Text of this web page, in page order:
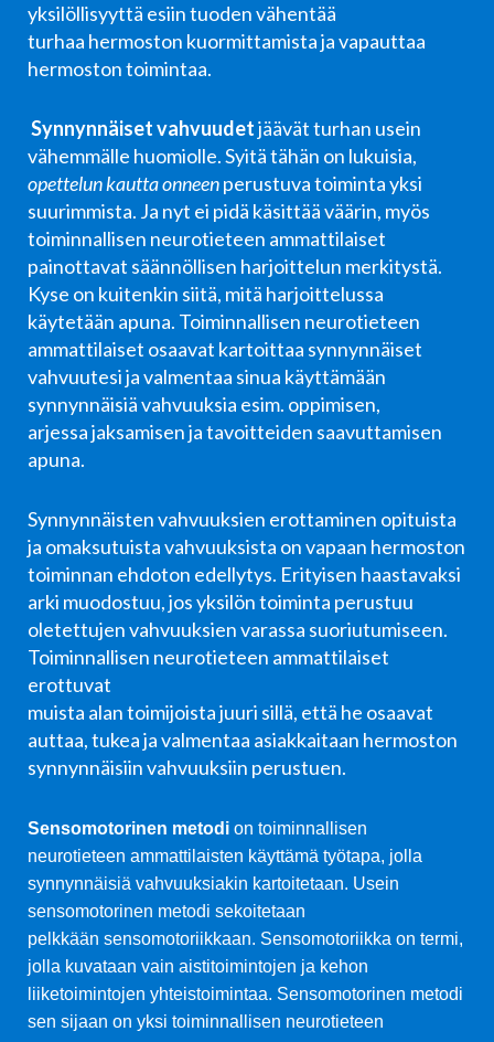
yksilöllisyyttä esiin tuoden vähentää
turhaa hermoston kuormittamista ja vapauttaa
hermoston toimintaa.
Synnynnäiset vahvuudetjäävät turhan usein
vähemmälle huomiolle. Syitä tähän on lukuisia,
opettelun kautta onneenperustuva toiminta yksi
suurimmista. Ja nyt ei pidä käsittää väärin, myös
toiminnallisen neurotieteen ammattilaiset
painottavat säännöllisen harjoittelun merkitystä.
Kyse on kuitenkin siitä, mitä harjoittelussa
käytetään apuna. Toiminnallisen neurotieteen
ammattilaiset osaavat kartoittaa synnynnäiset
vahvuutesi ja valmentaa sinua käyttämään
synnynnäisiä vahvuuksia esim. oppimisen,
arjessa jaksamisen ja tavoitteiden saavuttamisen
apuna.
Synnynnäisten vahvuuksien erottaminen opituista
ja omaksutuista vahvuuksista on vapaan hermoston
toiminnan ehdoton edellytys. Erityisen haastavaksi
arki muodostuu, jos yksilön toiminta perustuu
oletettujen vahvuuksien varassa suoriutumiseen.
Toiminnallisen neurotieteen ammattilaiset
erottuvat
muista alan toimijoista juuri sillä, että he osaavat
auttaa, tukea javalmentaa asiakkaitaan hermoston
synnynnäisiin vahvuuksiin perustuen.
Sensomotorinen metodi on toiminnallisen
neurotieteen ammattilaisten käyttämä työtapa, jolla
synnynnäisiä vahvuuksiakin kartoitetaan. Usein
sensomotorinen metodi sekoitetaan
pelkkään sensomotoriikkaan. Sensomotoriikka on termi,
jolla kuvataan vain aistitoimintojen ja kehon
liiketoimintojen yhteistoimintaa. Sensomotorinen metodi
sen sijaan on yksi toiminnallisen neurotieteen